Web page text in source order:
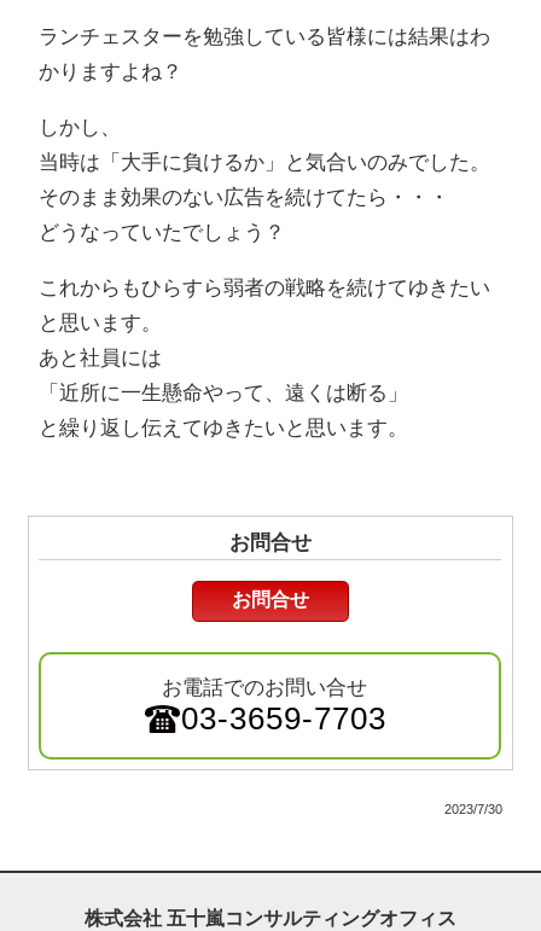
ランチェスターを勉強している皆様には結果はわ
かりますよね？
しかし、
当時は「大手に負けるか」と気合いのみでした。
そのまま効果のない広告を続けてたら・・・
どうなっていたでしょう？
これからもひらすら弱者の戦略を続けてゆきたい
と思います。
あと社員には
「近所に一生懸命やって、遠くは断る」
と繰り返し伝えてゆきたいと思います。
お問合せ
お問合せ
お電話でのお問い合せ
03-3659-7703
2023/7/30
株式会社 五十嵐コンサルティングオフィス